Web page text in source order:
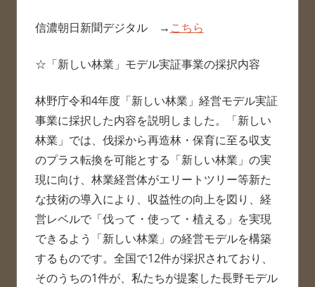
信濃朝日新聞デジタル → こちら
☆「新しい林業」モデル実証事業の採択内容
林野庁令和4年度「新しい林業」経営モデル実証
事業に採択した内容を説明しました。「新しい
林業」では、伐採から再造林・保育に至る収支
のプラス転換を可能とする「新しい林業」の実
現に向け、林業経営体がエリートツリー等新た
な技術の導入により、収益性の向上を図り、経
営レベルで「伐って・使って・植える」を実現
できるよう「新しい林業」の経営モデルを構築
するものです。全国で12件が採択されており、
そのうちの1件が、私たちが提案した長野モデル